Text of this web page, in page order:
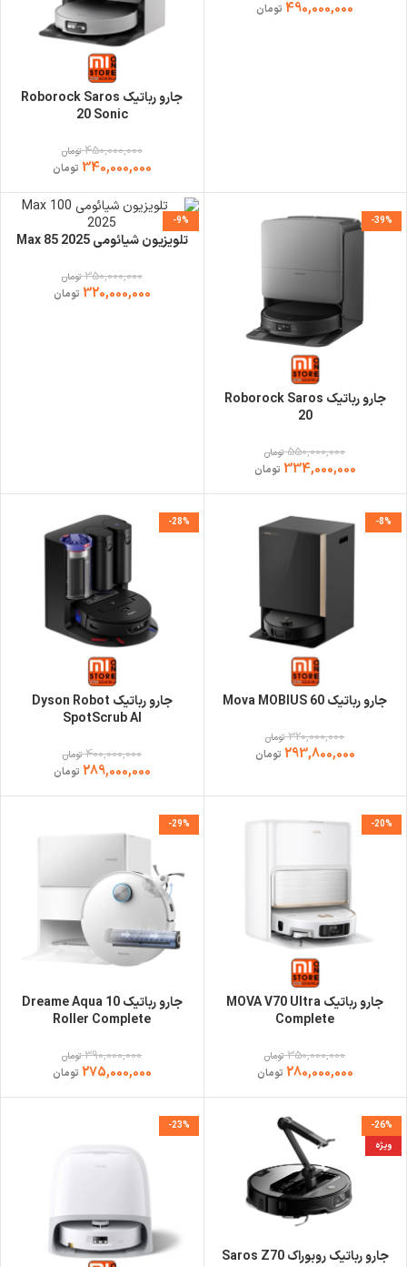
490,000,000 تومان
جارو رباتیک Roborock Saros
20 Sonic
450,000,000 تومان
340,000,000 تومان
-39%
جارو رباتیک Roborock Saros
20
550,000,000 تومان
334,000,000 تومان
-9%
تلویزیون شیائومی Max 85 2025
350,000,000 تومان
320,000,000 تومان
-8%
جارو رباتیک Mova MOBIUS 60
320,000,000 تومان
293,800,000 تومان
-28%
جارو رباتیک Dyson Robot
SpotScrub AI
400,000,000 تومان
289,000,000 تومان
-20%
جارو رباتیک MOVA V70 Ultra
Complete
350,000,000 تومان
280,000,000 تومان
-29%
جارو رباتیک Dreame Aqua 10
Roller Complete
390,000,000 تومان
275,000,000 تومان
-26%
ویژه
جارو رباتیک روبوراک Saros Z70
-23%